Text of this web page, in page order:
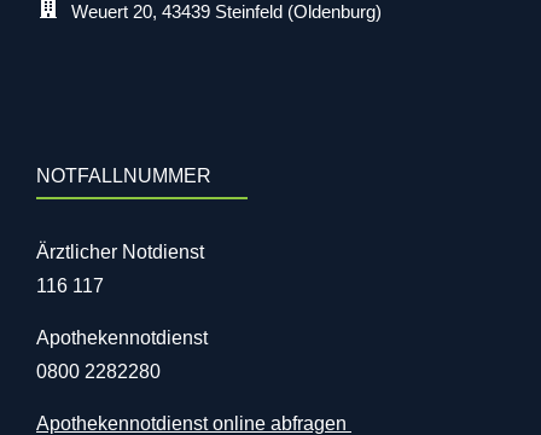
Weuert 20, 43439 Steinfeld (Oldenburg)
NOTFALLNUMMER
Ärztlicher Notdienst
116 117
Apothekennotdienst
0800 2282280
Apothekennotdienst online abfragen